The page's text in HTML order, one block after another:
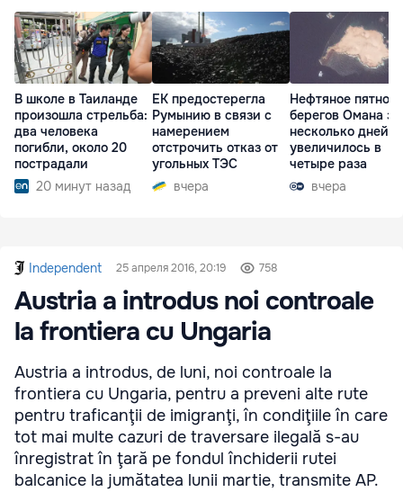
В школе в Таиланде
произошла стрельба:
два человека
погибли, около 20
пострадали
20 минут назад
ЕК предостерегла
Румынию в связи с
намерением
отстрочить отказ от
угольных ТЭС
вчера
Нефтяное пятно у
берегов Омана за
несколько дней
увеличилось в
четыре раза
вчера
Independent 25 апреля 2016, 20:19 758
Austria a introdus noi controale
la frontiera cu Ungaria
Austria a introdus, de luni, noi controale la
frontiera cu Ungaria, pentru a preveni alte rute
pentru traficanţii de imigranţi, în condiţiile în care
tot mai multe cazuri de traversare ilegală s-au
înregistrat în ţară pe fondul închiderii rutei
balcanice la jumătatea lunii martie, transmite AP.